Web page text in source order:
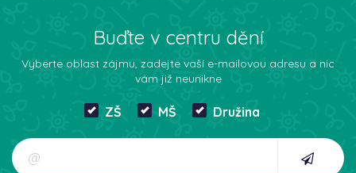
Buďte v centru dění
Vyberte oblast zájmu, zadejte vaší e-mailovou adresu a nic
vám již neunikne
ZŠ MŠ Družina